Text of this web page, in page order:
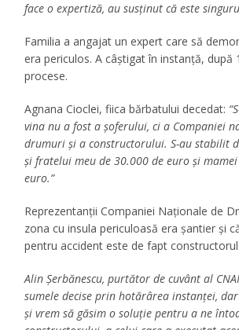
face o expertiză, au susținut că este
Familia a angajat un expert care să
era periculos. A câștigat în instanță, după
procese.
Agnana Cioclei, fiica bărbatului decedat:
vina nu a fost a șoferului, ci a Companiei
drumuri și a constructorului. S-au stabilit
și fratelui meu de 30.000 de euro și
euro.”
Reprezentanții Companiei Naționale de
zona cu insula periculoasă era șantier și
pentru accident este de fapt constructorul.
Alin Șerbănescu, purtător de cuvânt al
sumele decise prin hotărârea instanței,
și vrem să găsim o soluție pentru a ne